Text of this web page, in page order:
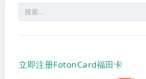
索：
立即注册FotonCard福田卡